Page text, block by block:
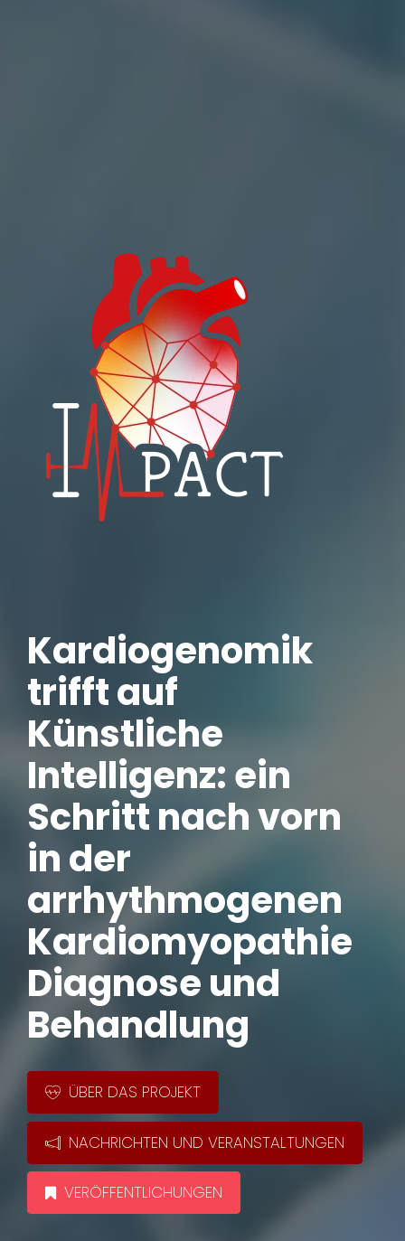
Kardiogenomik
trifft auf
Künstliche
Intelligenz: ein
Schritt nach vorn
in der
arrhythmogenen
Kardiomyopathie
Diagnose und
Behandlung
ÜBER DAS PROJEKT
NACHRICHTEN UND VERANSTALTUNGEN
VERÖFFENTLICHUNGEN